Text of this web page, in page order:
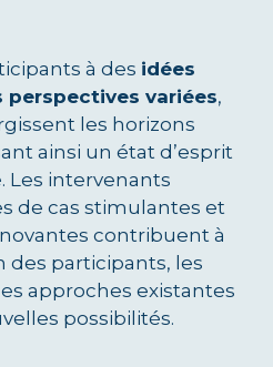
à des idées
variées,
les horizons
ainsi un état d’esprit
Les intervenants
de cas stimulantes et
contribuent à
des participants, les
approches existantes
possibilités.